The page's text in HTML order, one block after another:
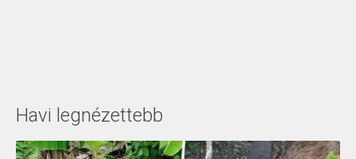
Havi legnézettebb